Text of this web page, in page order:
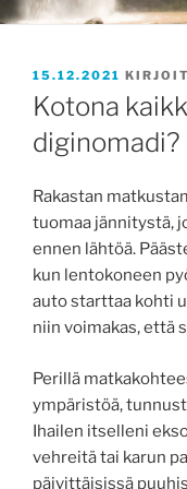
JULKAISTU
15.12.2021
Kotona
diginomadi?
Rakastan
tuomaa jännitystä,
ennen lähtöä.
kun lentokoneen
auto starttaa kohti
niin voimakas, että
Perillä
ympäristöä,
Ihailen itselleni
vehreitä tai karun
päivittäisissä